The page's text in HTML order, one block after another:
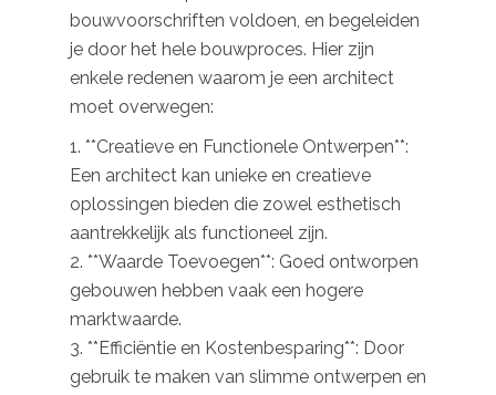
bouwvoorschriften voldoen, en begeleiden
je door het hele bouwproces. Hier zijn
enkele redenen waarom je een architect
moet overwegen:
1. **Creatieve en Functionele Ontwerpen**:
Een architect kan unieke en creatieve
oplossingen bieden die zowel esthetisch
aantrekkelijk als functioneel zijn.
2. **Waarde Toevoegen**: Goed ontworpen
gebouwen hebben vaak een hogere
marktwaarde.
3. **Efficiëntie en Kostenbesparing**: Door
gebruik te maken van slimme ontwerpen en